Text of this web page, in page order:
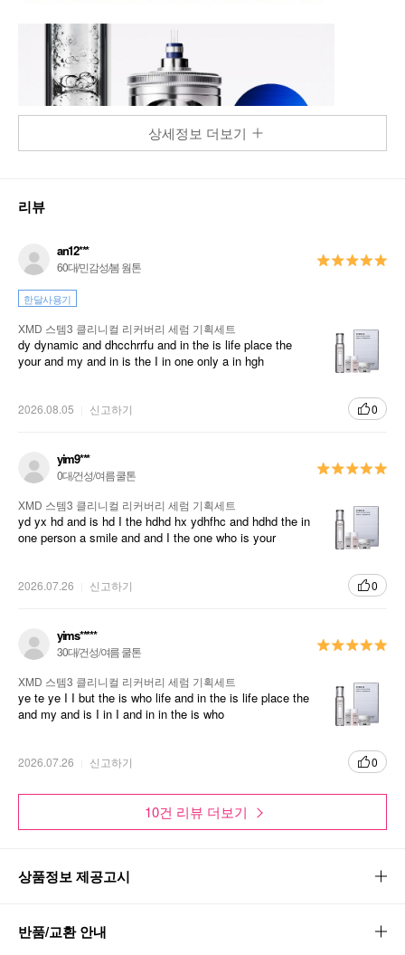
상세정보 더보기
리뷰
an12***
60대/민감성/봄 웜톤
한달사용기
XMD 스템3 클리니컬 리커버리 세럼 기획세트
dy dynamic and dhcchrrfu and in the is life place the
your and my and in is the I in one only a in hgh
2026.08.05 신고하기 0
yim9***
0대/건성/여름 쿨톤
XMD 스템3 클리니컬 리커버리 세럼 기획세트
yd yx hd and is hd I the hdhd hx ydhfhc and hdhd the in
one person a smile and and I the one who is your
2026.07.26 신고하기 0
yims*****
30대/건성/여름 쿨톤
XMD 스템3 클리니컬 리커버리 세럼 기획세트
ye te ye I I but the is who life and in the is life place the
and my and is I in I and in in the is who
2026.07.26 신고하기 0
10건 리뷰 더보기
상품정보 제공고시
반품/교환 안내